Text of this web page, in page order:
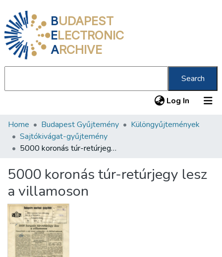
BUDAPEST
ELECTRONIC
ARCHIVE
Search
Log In (current)
Communities & Collections
All of DSpace
About us
Home Budapest Gyűjtemény
Különgyűjtemények
Sajtókivágat-gyűjtemény
5000 koronás túr-retúrjegy lesz a villamoson
5000 koronás túr-retúrjegy lesz
a villamoson